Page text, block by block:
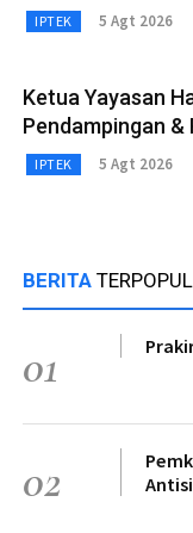
IPTEK 5 Agt 2026
Ketua Yayasan
Pendampingan
IPTEK 5 Agt 2026
BERITA
01
02